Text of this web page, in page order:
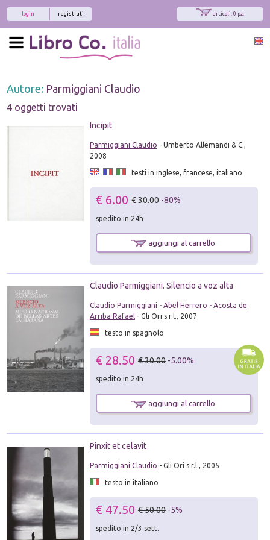
articoli: 0 pz.
registrati
login
Autore: Parmiggiani Claudio
4 oggetti trovati
Incipit
Parmiggiani Claudio - Umberto Allemandi & C.,
2008
testi in inglese, francese, italiano
€ 6.00 € 30.00 -80%
spedito in 24h
aggiungi al carrello
Claudio Parmiggiani. Silencio a voz alta
Claudio Parmiggiani - Abel Herrero - Acosta de
Arriba Rafael- Gli Ori s.r.l., 2007
testo in spagnolo
€ 28.50 € 30.00 -5.00%
spedito in 24h
aggiungi al carrello
Pinxit et celavit
Parmiggiani Claudio - Gli Ori s.r.l., 2005
testo in italiano
€ 47.50 € 50.00 -5%
spedito in 2/3 sett.